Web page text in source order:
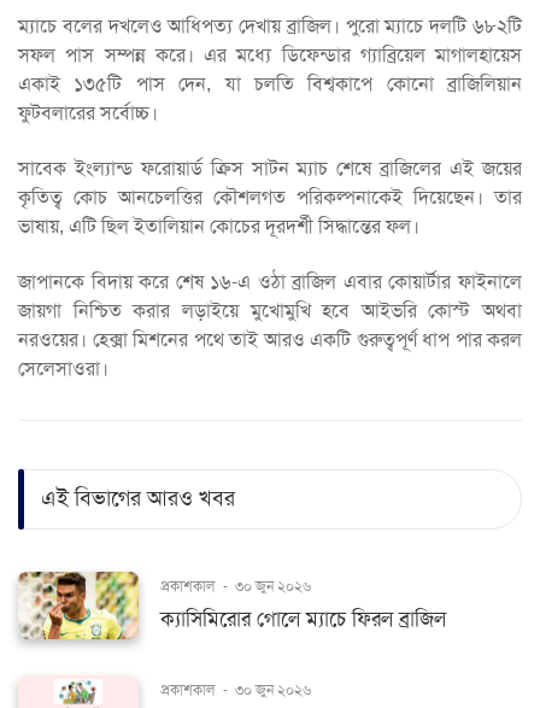
ম্যাচে বলের দখলেও আধিপত্য দেখায় ব্রাজিল। পুরো ম্যাচে দলটি ৬৮২টি
সফল পাস সম্পন্ন করে। এর মধ্যে ডিফেন্ডার গ্যাব্রিয়েল মাগালহায়েস
একাই ১৩৫টি পাস দেন, যা চলতি বিশ্বকাপে কোনো ব্রাজিলিয়ান
ফুটবলারের সর্বোচ্চ।
সাবেক ইংল্যান্ড ফরোয়ার্ড ক্রিস সাটন ম্যাচ শেষে ব্রাজিলের এই জয়ের
কৃতিত্ব কোচ আনচেলত্তির কৌশলগত পরিকল্পনাকেই দিয়েছেন। তার
ভাষায়, এটি ছিল ইতালিয়ান কোচের দূরদর্শী সিদ্ধান্তের ফল।
জাপানকে বিদায় করে শেষ ১৬-এ ওঠা ব্রাজিল এবার কোয়ার্টার ফাইনালে
জায়গা নিশ্চিত করার লড়াইয়ে মুখোমুখি হবে আইভরি কোস্ট অথবা
নরওয়ের। হেক্সা মিশনের পথে তাই আরও একটি গুরুত্বপূর্ণ ধাপ পার করল
সেলেসাওরা।
এই বিভাগের আরও খবর
প্রকাশকাল - ৩০ জুন ২০২৬
ক্যাসিমিরোর গোলে ম্যাচে ফিরল ব্রাজিল
প্রকাশকাল - ৩০ জুন ২০২৬